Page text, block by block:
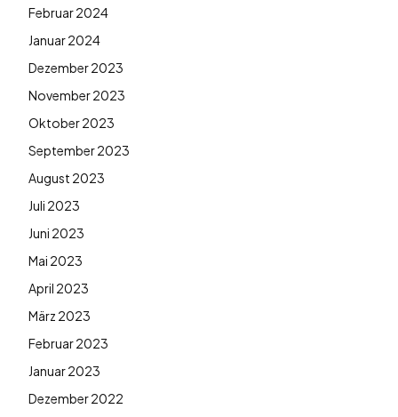
Februar 2024
Januar 2024
Dezember 2023
November 2023
Oktober 2023
September 2023
August 2023
Juli 2023
Juni 2023
Mai 2023
April 2023
März 2023
Februar 2023
Januar 2023
Dezember 2022